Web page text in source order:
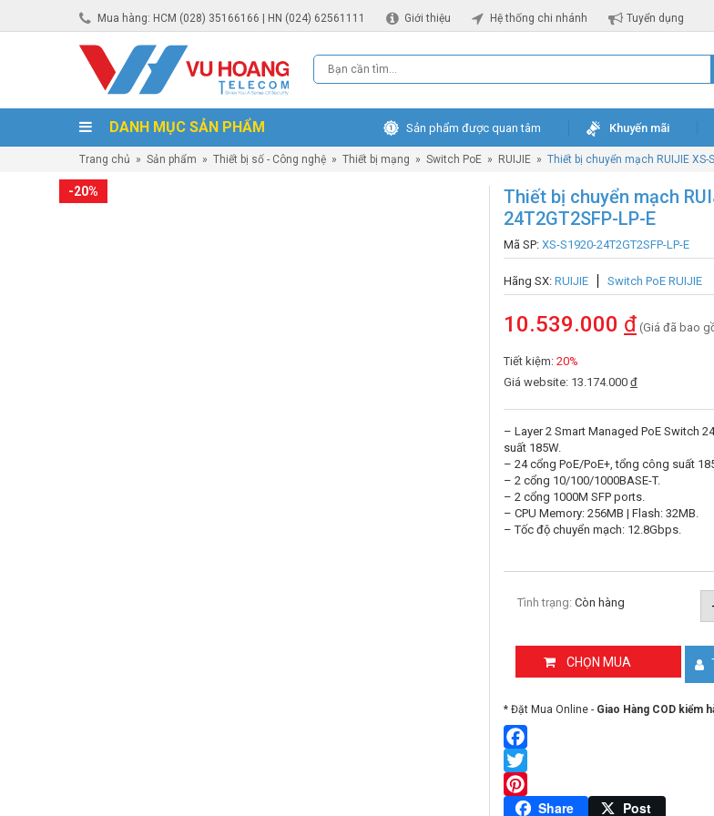
Mua hàng: HCM (028) 35166166 | HN (024) 62561111 Giới thiệu Hệ thống chi nhánh Tuyển dụng
DANH MỤC SẢN PHẨM Sản phẩm được quan tâm Khuyến mãi
Trang chủ » Sản phẩm » Thiết bị số - Công nghệ » Thiết bị mạng » Switch PoE » RUIJIE » Thiết bị chuyển mạch RUIJIE XS-
-20%
Thiết bị chuyển mạch
24T2GT2SFP-LP-E
Mã SP: XS-S1920-24T2GT2SFP-LP-E
Hãng SX: RUIJIE Switch PoE RUIJIE
10.539.000 đ (Giá đã bao
Tiết kiệm: 20%
Giá website: 13.174.000 đ
– Layer 2 Smart Managed PoE Switch
suất 185W.
– 24 cổng PoE/PoE+, tổng công suất
– 2 cổng 10/100/1000BASE-T.
– 2 cổng 1000M SFP ports.
– CPU Memory: 256MB | Flash: 32MB.
– Tốc độ chuyển mạch: 12.8Gbps.
Tình trạng: Còn hàng
CHỌN MUA
* Đặt Mua Online - Giao Hàng COD kiểm
Facebook
Twitter
Pinterest
Share Post